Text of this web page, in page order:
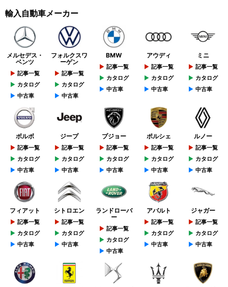
輸入自動車メーカー
メルセデス・
ベンツ
記事一覧
カタログ
中古車
フォルクスワ
ーゲン
記事一覧
カタログ
中古車
BMW
記事一覧
カタログ
中古車
アウディ
記事一覧
カタログ
中古車
ミニ
記事一覧
カタログ
中古車
ボルボ
記事一覧
カタログ
中古車
ジープ
記事一覧
カタログ
中古車
プジョー
記事一覧
カタログ
中古車
ポルシェ
記事一覧
カタログ
中古車
ルノー
記事一覧
カタログ
中古車
フィアット
記事一覧
カタログ
中古車
シトロエン
記事一覧
カタログ
中古車
ランドローバ
ー
記事一覧
カタログ
中古車
アバルト
記事一覧
カタログ
中古車
ジャガー
記事一覧
カタログ
中古車